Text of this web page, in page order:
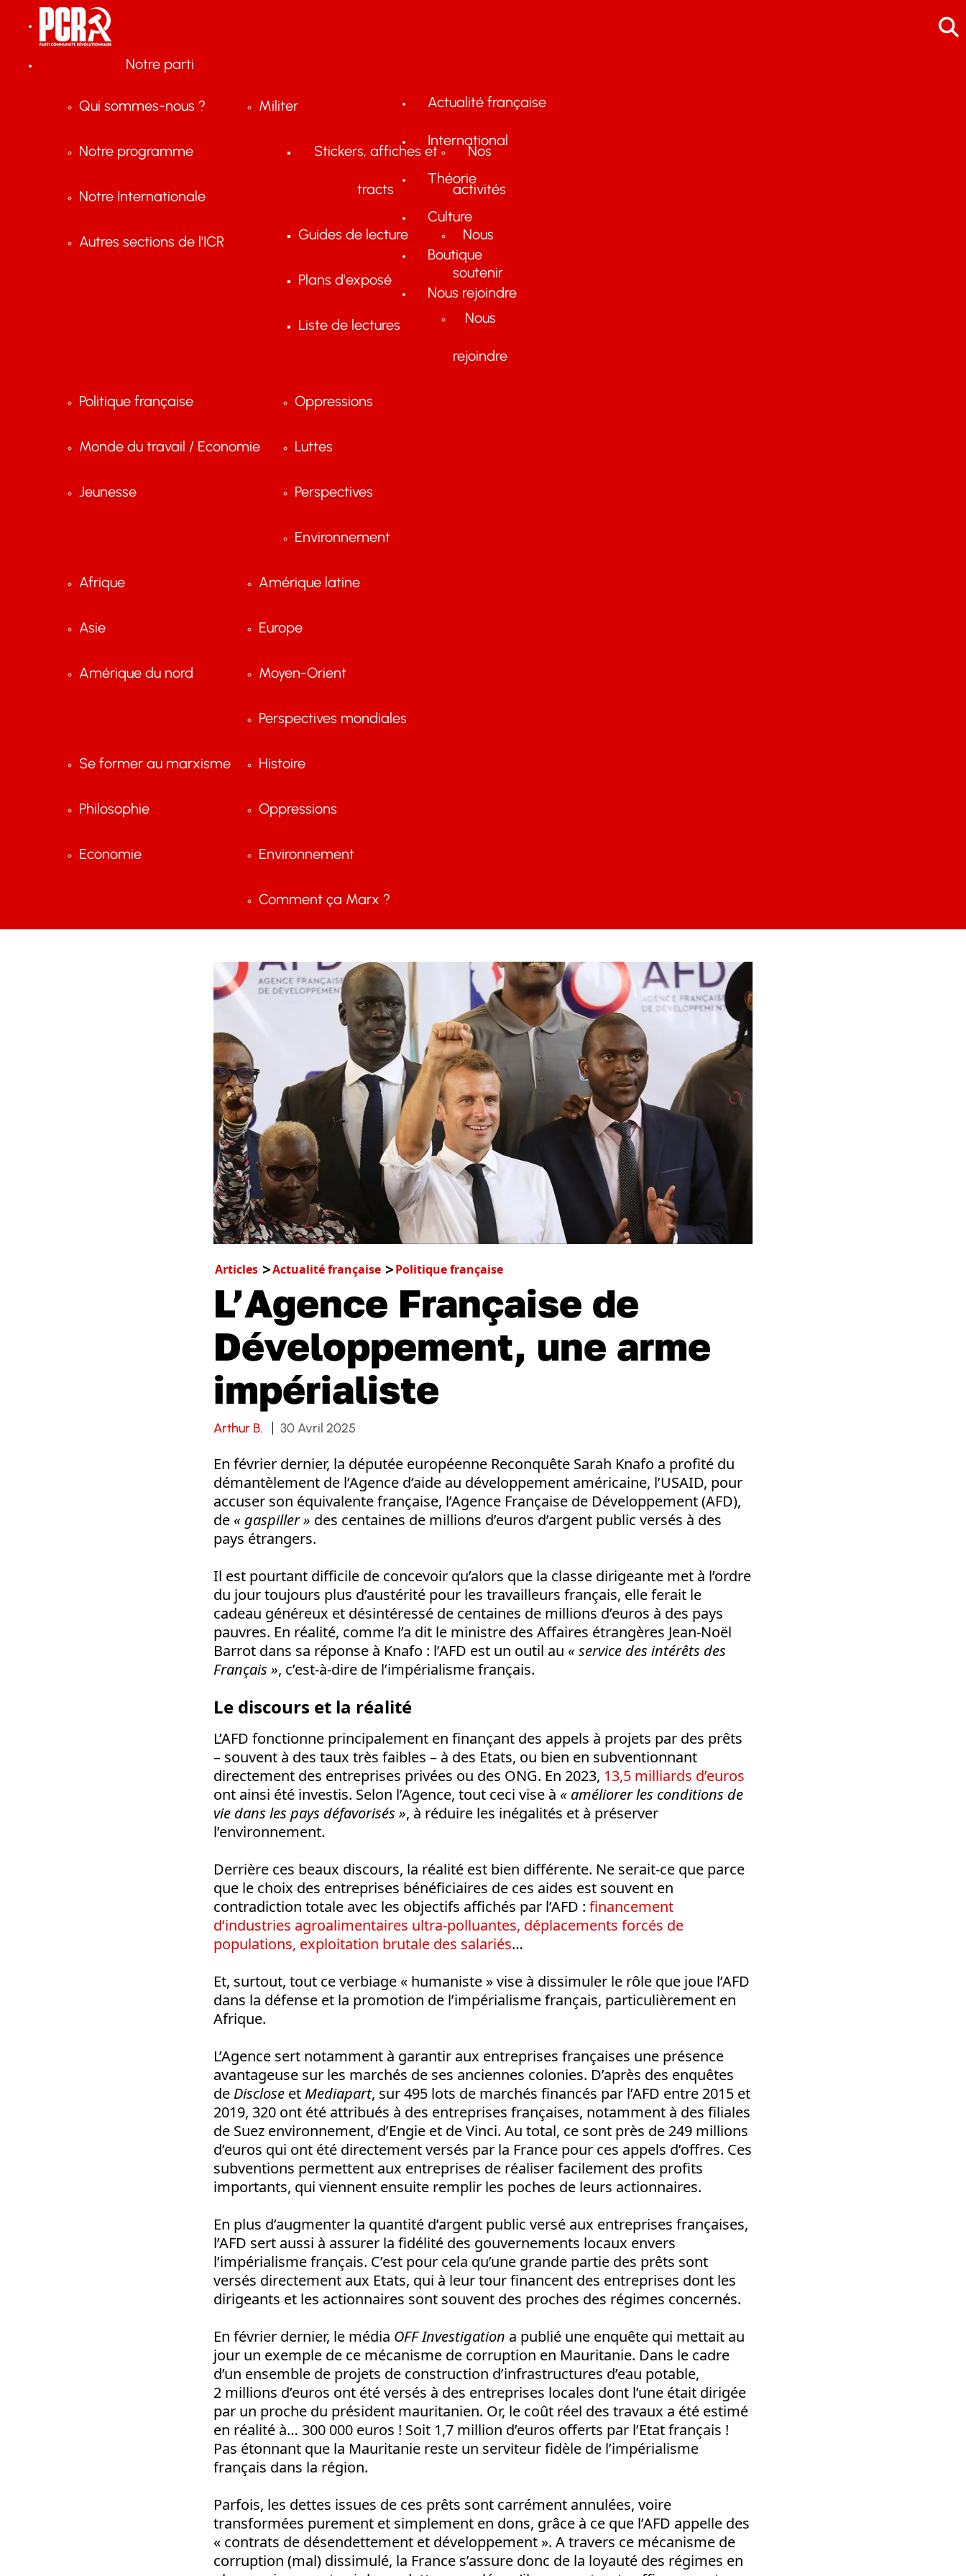
Notre parti
Qui sommes-nous ?
Notre programme
Notre Internationale
Autres sections de l'ICR
Militer
Stickers, affiches et
tracts
Guides de lecture
Plans d'exposé
Liste de lectures
Nos
activités
Nous
soutenir
Nous
rejoindre
Actualité française
Politique française
Monde du travail / Economie
Jeunesse
Oppressions
Luttes
Perspectives
Environnement
International
Afrique
Asie
Amérique du nord
Amérique latine
Europe
Moyen-Orient
Perspectives mondiales
Théorie
Se former au marxisme
Philosophie
Economie
Histoire
Oppressions
Environnement
Comment ça Marx ?
Culture
Boutique
Nous rejoindre
Articles Actualité française Politique française
L’Agence Française de
Développement, une arme
impérialiste
Arthur B. 30 Avril 2025
En février dernier, la députée européenne Reconquête Sarah Knafo a profité du
démantèlement de l’Agence d’aide au développement américaine, l’USAID, pour
accuser son équivalente française, l’Agence Française de Développement (AFD),
de « gaspiller » des centaines de millions d’euros d’argent public versés à des
pays étrangers.
Il est pourtant difficile de concevoir qu’alors que la classe dirigeante met à l’ordre
du jour toujours plus d’austérité pour les travailleurs français, elle ferait le
cadeau généreux et désintéressé de centaines de millions d’euros à des pays
pauvres. En réalité, comme l’a dit le ministre des Affaires étrangères Jean-Noël
Barrot dans sa réponse à Knafo : l’AFD est un outil au « service des intérêts des
Français », c’est-à-dire de l’impérialisme français.
Le discours et la réalité
L’AFD fonctionne principalement en finançant des appels à projets par des prêts
– souvent à des taux très faibles – à des Etats, ou bien en subventionnant
directement des entreprises privées ou des ONG. En 2023, 13,5 milliards d’euros
ont ainsi été investis. Selon l’Agence, tout ceci vise à « améliorer les conditions de
vie dans les pays défavorisés », à réduire les inégalités et à préserver
l’environnement.
Derrière ces beaux discours, la réalité est bien différente. Ne serait-ce que parce
que le choix des entreprises bénéficiaires de ces aides est souvent en
contradiction totale avec les objectifs affichés par l’AFD : financement
d’industries agroalimentaires ultra-polluantes, déplacements forcés de
populations, exploitation brutale des salariés…
Et, surtout, tout ce verbiage « humaniste » vise à dissimuler le rôle que joue l’AFD
dans la défense et la promotion de l’impérialisme français, particulièrement en
Afrique.
L’Agence sert notamment à garantir aux entreprises françaises une présence
avantageuse sur les marchés de ses anciennes colonies. D’après des enquêtes
de Disclose etMediapart, sur 495 lots de marchés financés par l’AFD entre 2015 et
2019, 320 ont été attribués à des entreprises françaises, notamment à des filiales
de Suez environnement, d’Engie et de Vinci. Au total, ce sont près de 249 millions
d’euros qui ont été directement versés par la France pour ces appels d’offres. Ces
subventions permettent aux entreprises de réaliser facilement des profits
importants, qui viennent ensuite remplir les poches de leurs actionnaires.
En plus d’augmenter la quantité d’argent public versé aux entreprises françaises,
l’AFD sert aussi à assurer la fidélité des gouvernements locaux envers
l’impérialisme français. C’est pour cela qu’une grande partie des prêts sont
versés directement aux Etats, qui à leur tour financent des entreprises dont les
dirigeants et les actionnaires sont souvent des proches des régimes concernés.
En février dernier, le média OFF Investigation a publié une enquête qui mettait au
jour un exemple de ce mécanisme de corruption en Mauritanie. Dans le cadre
d’un ensemble de projets de construction d’infrastructures d’eau potable,
2 millions d’euros ont été versés à des entreprises locales dont l’une était dirigée
par un proche du président mauritanien. Or, le coût réel des travaux a été estimé
en réalité à… 300 000 euros ! Soit 1,7 million d’euros offerts par l’Etat français !
Pas étonnant que la Mauritanie reste un serviteur fidèle de l’impérialisme
français dans la région.
Parfois, les dettes issues de ces prêts sont carrément annulées, voire
transformées purement et simplement en dons, grâce à ce que l’AFD appelle des
« contrats de désendettement et développement ». A travers ce mécanisme de
corruption (mal) dissimulé, la France s’assure donc de la loyauté des régimes en